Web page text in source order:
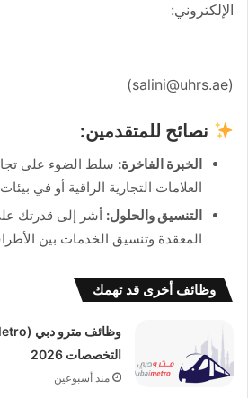
الإلكتروني:
(salini@uhrs.ae)
نصائح للمتقدمين:
الخبرة الفاخرة: سلط الضوء على
العلامات التجارية الراقية أو في
التنسيق والحلول: أشر إلى قدرتك
المعقدة وتنسيق الخدمات بين
وظائف أخرى قد تهمك
التخصصات 2026
منذ أسبوعين